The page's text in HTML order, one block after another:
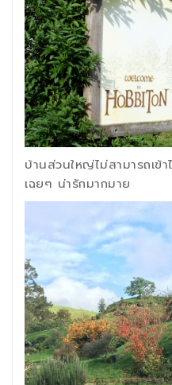
บ้านส่วนใหญ่ไม่สามารถเข้
เฉยๆ น่ารักมากมาย